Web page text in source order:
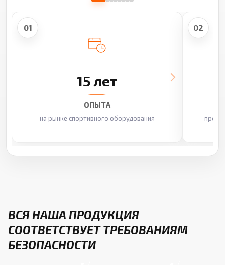
01
15 лет
ОПЫТА
на рынке спортивного оборудования
02
ВСЯ НАША ПРОДУКЦИЯ
СООТВЕТСТВУЕТ ТРЕБОВАНИЯМ
БЕЗОПАСНОСТИ